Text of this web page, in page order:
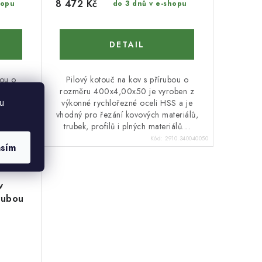
o
je
do 3 dnů v e-shopu
8 472 Kč
Pilový kotouč na kov s přírubou o
rozměru 400x4,00x50 je vyroben z
výkonné rychlořezné oceli HSS a je
vhodný pro řezání kovových materiálů,
trubek, profilů i plných materiálů....
Kód: 2910.340040050